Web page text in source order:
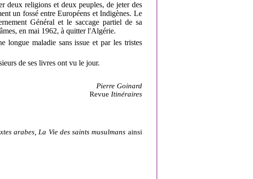
deux religions et deux peuples, de jeter des
un fossé entre Européens et Indigènes. Le
Général et le saccage partiel de sa
en mai 1962, à quitter l'Algérie.
longue maladie sans issue et par les tristes
de ses livres ont vu le jour.
Pierre Goinard
Revue Itinéraires
arabes, La Vie des saints musulmans ainsi